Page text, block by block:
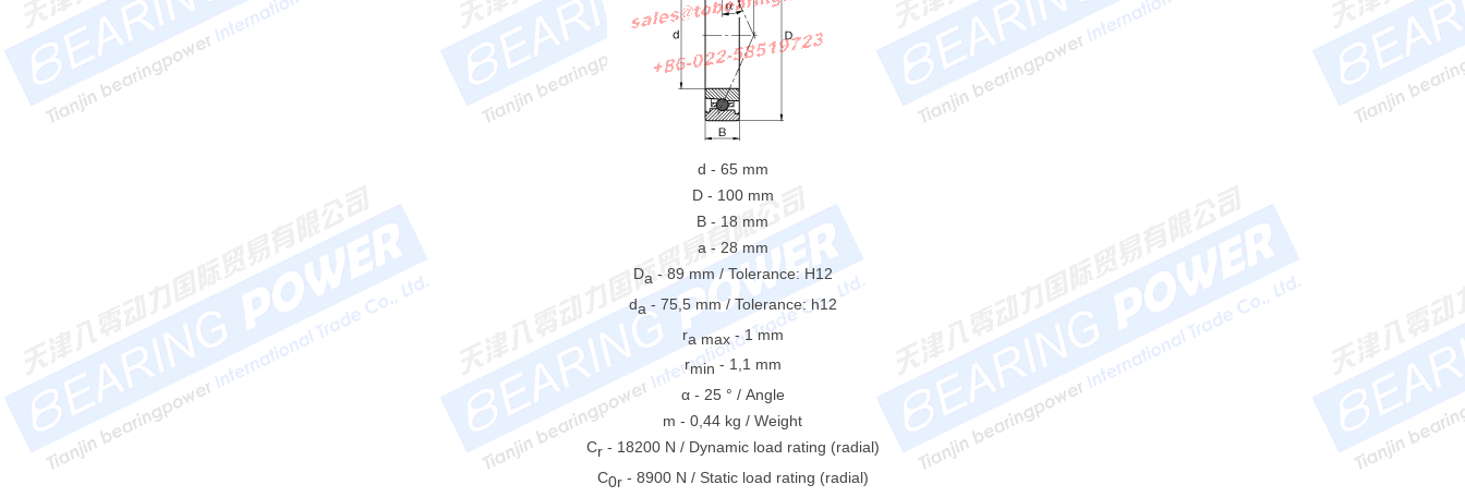
d - 65 mm
D - 100 mm
B - 18 mm
a - 28 mm
Da - 89 mm / Tolerance: H12
da - 75,5 mm / Tolerance: h12
ra max- 1 mm
rmin - 1,1 mm
α - 25 ° / Angle
m - 0,44 kg / Weight
Cr- 18200 N / Dynamic load rating (radial)
C0r- 8900 N / Static load rating (radial)